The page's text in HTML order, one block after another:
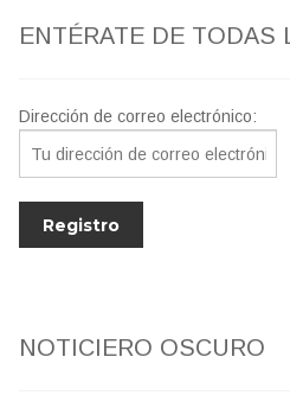
ENTÉRATE DE TODAS
Dirección de correo electrónico:
NOTICIERO OSCURO